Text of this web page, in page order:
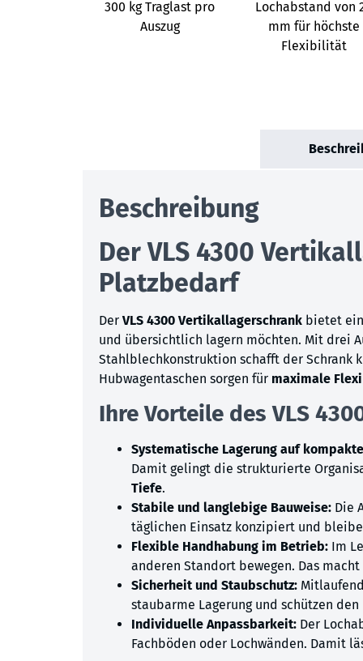
300 kg Traglast pro
Auszug
Lochabstand von
mm für höchste
Flexibilität
Beschreibung
Der VLS 4300
Platzbedarf
Der VLS 4300 Vertikallagerschrank bietet
und übersichtlich lagern möchten. Mit drei
Stahlblechkonstruktion schafft der Schrank
Hubwagentaschen sorgen für maximale
Ihre Vorteile des VLS
Systematische Lagerung auf
Damit gelingt die strukturierte
Tiefe.
Stabile und langlebige Bauweise: Die
täglichen Einsatz konzipiert und
Flexible Handhabung im Betrieb: Im
anderen Standort bewegen. Das
Sicherheit und Staubschutz:
staubarme Lagerung und schützen
Individuelle Anpassbarkeit: Der
Fachböden oder Lochwänden. Damit